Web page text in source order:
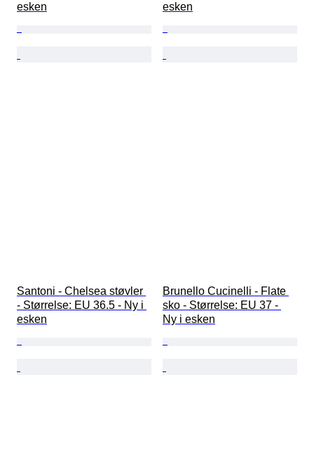
esken
esken
Santoni - Chelsea støvler
- Størrelse: EU 36.5 - Ny i
esken
Brunello Cucinelli - Flate
sko - Størrelse: EU 37 -
Ny i esken